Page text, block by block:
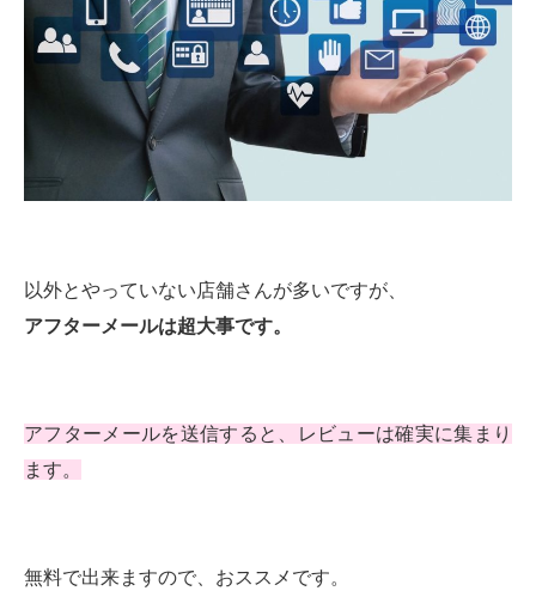
以外とやっていない店舗さんが多いですが、
アフターメールは超大事です。
アフターメールを送信すると、レビューは確実に集まり
ます。
無料で出来ますので、おススメです。